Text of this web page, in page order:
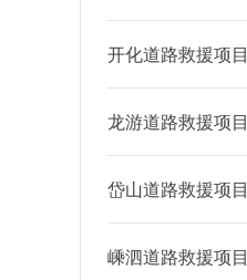
开化道路救援项目
龙游道路救援项目
岱山道路救援项目
嵊泗道路救援项目